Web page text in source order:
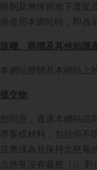
限制及無保留地下遵從
後使用本網站時，即表
版權、商標及其他知識
本網站整體及本網站上
提交物
您同意，通過本網站或
專案或材料，包括但不
並應成為並保持 念慈菴
念慈菴沒有義務（i）